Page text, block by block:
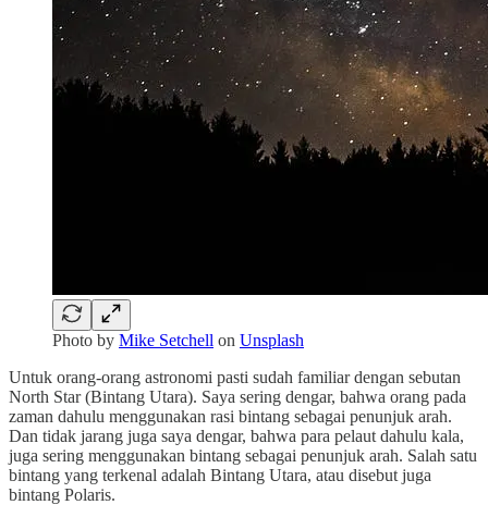
Photo by Mike Setchell on Unsplash
Untuk orang-orang astronomi pasti sudah familiar dengan sebutan
North Star (Bintang Utara). Saya sering dengar, bahwa orang pada
zaman dahulu menggunakan rasi bintang sebagai penunjuk arah.
Dan tidak jarang juga saya dengar, bahwa para pelaut dahulu kala,
juga sering menggunakan bintang sebagai penunjuk arah. Salah satu
bintang yang terkenal adalah Bintang Utara, atau disebut juga
bintang Polaris.